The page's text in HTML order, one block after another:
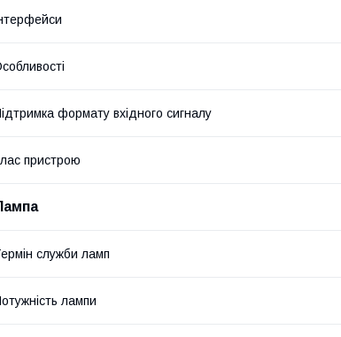
формату вхідного сигналу
пристрою
служби ламп
лампи